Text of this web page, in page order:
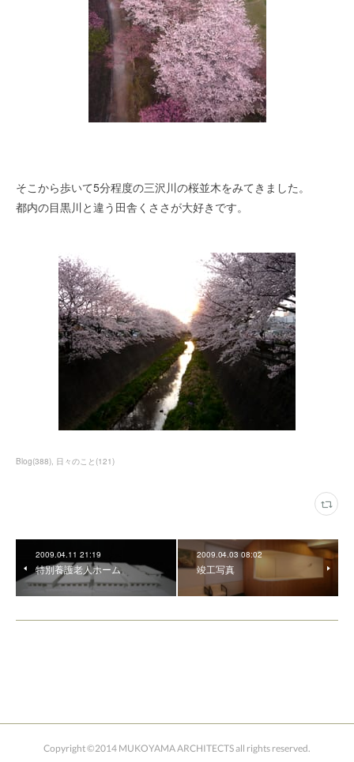
そこから歩いて5分程度の三沢川の桜並木をみてきました。
都内の目黒川と違う田舎くささが大好きです。
Blog(388) 日々のこと (121)
2009.04.11 21:19
特別養護老人ホーム
2009.04.03 08:02
竣工写真
Copyright ©2014 MUKOYAMA ARCHITECTS all rights reserved.